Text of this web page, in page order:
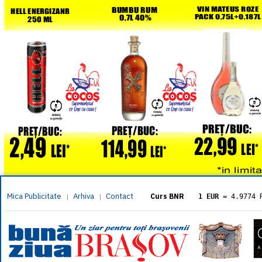
Mica Publicitate | Arhiva | Contact Curs BNR 1 EUR = 4.9774
= 5.8304
1 XAU= 464.4611
1 AED= 1.1933
1 AUD= 2.7957
1 BGN= 2.5449